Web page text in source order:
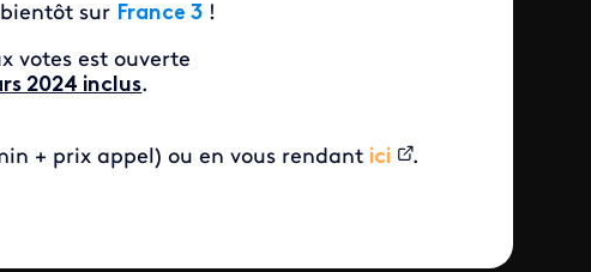
sur France 3 !
votes est ouverte
2024 inclus.
+ prix appel) ou en vous rendant ici .